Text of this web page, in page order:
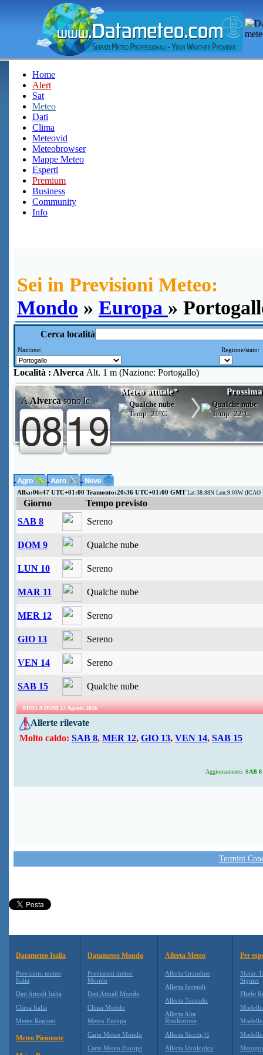
Home
Alert
Sat
Meteo
Dati
Clima
Meteovid
Meteobrowser
Mappe Meteo
Esperti
Premium
Business
Community
Info
Sei in Previsioni Meteo:
Mondo » Europa »
Cerca località
Nazione: Regione/stato:
Località : Alverca Alt. 1 m (Nazione: Portogallo)
AAlvercasono le
Meteo attuale*
Qualche nube
Temp:21°C
Qualche nube
Temp:22°C
Alba:06:47 UTC+01:00 Tramonto:20:36 UTC+01:00 GMTLat:38.88N Lon:9.03W (ICAO
Giorno
Tempo previsto
SAB 8
Sereno
DOM 9 Qualche nube
LUN 10 Sereno
MAR 11 Qualche nube
MER 12 Sereno
GIO 13 Sereno
VEN 14 Sereno
SAB 15 Qualche nube
FINO A DOM 23 Agosto 2026
Allerte rilevate
Molto caldo: SAB 8, MER 12, GIO 13, VEN 14, SAB 15
Aggiornamento: SAB 8
Termini
Datameteo Italia
Previsioni meteo
Italia
Dati Attuali Italia
Clima Italia
Meteo Regioni
Meteo Piemonte
Datameteo Mondo
Previsioni meteo
Mondo
Dati Attuali Mondo
Clima Mondo
Meteo Europa
Carte Meteo Mondo
Carte Meteo Europa
Allerta Meteo
Allerta Grandine
Allerta Incendi
Allerta Tornado
Allerta Alta
Risoluzione
Allerta Siccitï¿½
Allerta Idrologica
Per
Metar-
Sigmet
Flight
Modello